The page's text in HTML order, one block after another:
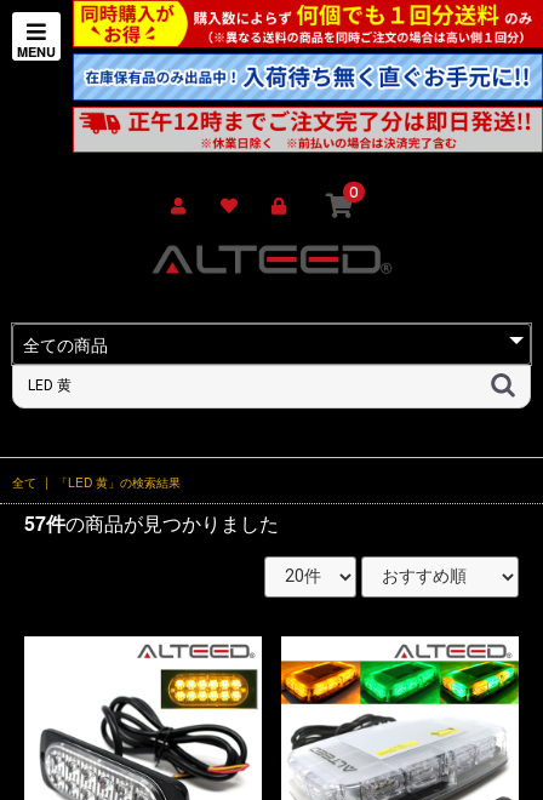
0
全て | 「LED 黄」の検索結果
57件の商品が見つかりました